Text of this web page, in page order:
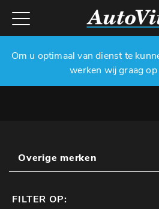
Om u optimaal van dienst te
werken wij graag
Overige merken
FILTER OP: